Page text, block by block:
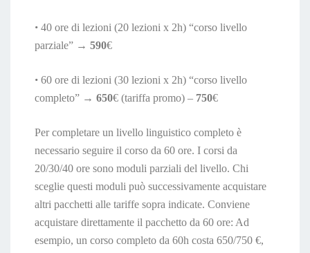
• 40 ore di lezioni (20 lezioni x 2h) “corso livello
parziale” → 590€
• 60 ore di lezioni (30 lezioni x 2h) “corso livello
completo” → 650€ (tariffa promo) – 750€
Per completare un livello linguistico completo è
necessario seguire il corso da 60 ore. I corsi da
20/30/40 ore sono moduli parziali del livello. Chi
sceglie questi moduli può successivamente acquistare
altri pacchetti alle tariffe sopra indicate. Conviene
acquistare direttamente il pacchetto da 60 ore: Ad
esempio, un corso completo da 60h costa 650/750 €,